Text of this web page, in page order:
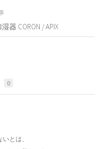
器 CORON / APIX
0
とは、